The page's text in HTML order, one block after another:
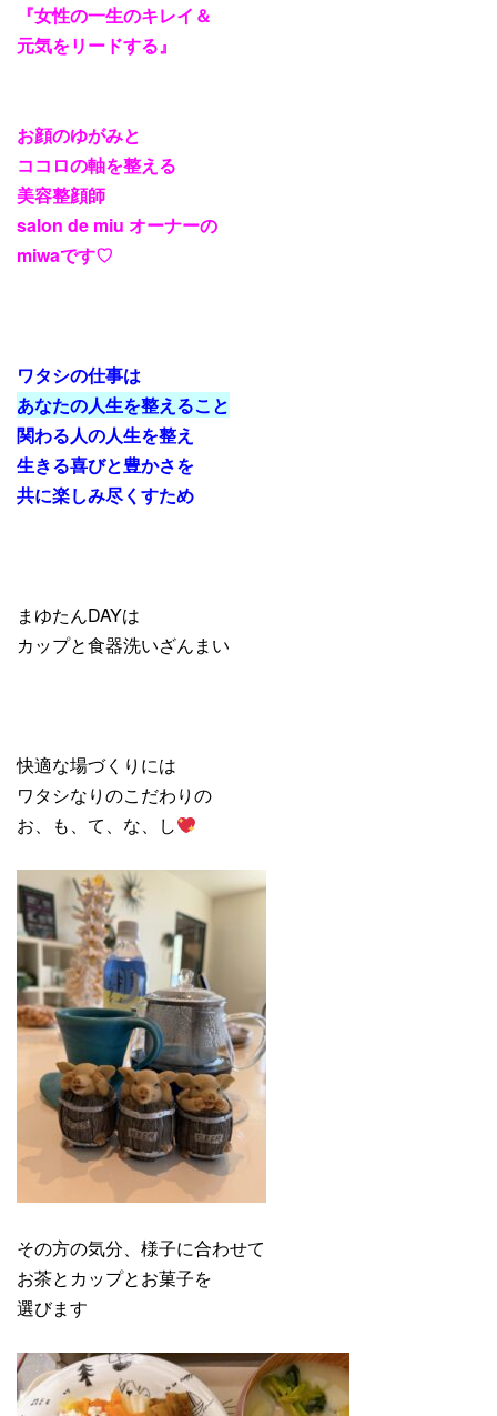
『女性の一生のキレイ＆
元気をリードする』
お顔のゆがみと
ココロの軸を整える
美容整顔師
salon de miu オーナーの
miwaです♡
ワタシの仕事は
あなたの人生を整えること
関わる人の人生を整え
生きる喜びと豊かさを
共に楽しみ尽くすため
まゆたんDAYは
カップと食器洗いざんまい
快適な場づくりには
ワタシなりのこだわりの
お、も、て、な、し
その方の気分、様子に合わせて
お茶とカップとお菓子を
選びます